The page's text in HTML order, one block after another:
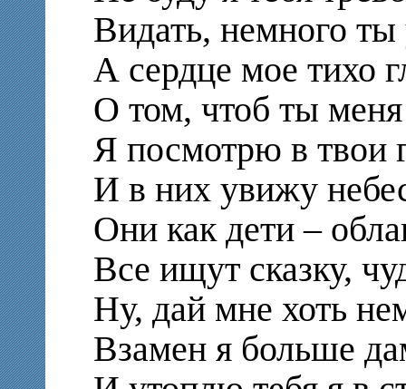
Видать, немного ты
А сердце мое тихо
О том, чтоб ты
Я посмотрю в твои
И в них увижу
Они как дети –
Все ищут сказку,
Ну, дай мне хоть
Взамен я больше